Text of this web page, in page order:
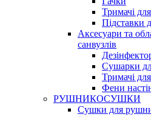
Тримачі
Підставки
Аксесуари та
санвузлів
Сушарки
Тримачі
Фени
РУШНИКОСУШКИ
Сушки для